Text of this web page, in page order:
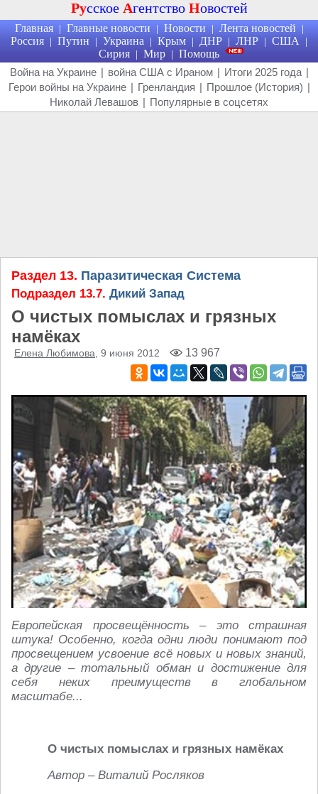
Русское Агентство Новостей
Главная | Главные новости | Новости | Лента новостей |
Россия | Путин | Украина | Крым | ДНР | ЛНР | США |
Сирия | Мир | Помощь
Война на Украине | война США с Ираном | Итоги 2025 года |
Герои войны на Украине | Гренландия | Прошлое (История) |
Николай Левашов | Популярные в соцсетях
Раздел 13. Паразитическая Система
Подраздел 13.7. Дикий Запад
О чистых помыслах и грязных
намёках
Елена Любимова , 9 июня 2012 13 967
Европейская просвещённость – это страшная
штука! Особенно, когда одни люди понимают под
просвещением усвоение всё новых и новых знаний,
а другие – тотальный обман и достижение для
себя неких преимуществ в глобальном
масштабе...
О чистых помыслах и грязных намёках
Автор – Виталий Росляков